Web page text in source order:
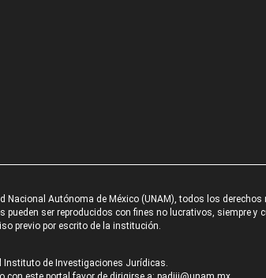
Nacional Autónoma de México (UNAM), todos los derechos
pueden ser reproducidos con fines no lucrativos, siempre
previo por escrito de la institución.
Instituto de Investigaciones Jurídicas.